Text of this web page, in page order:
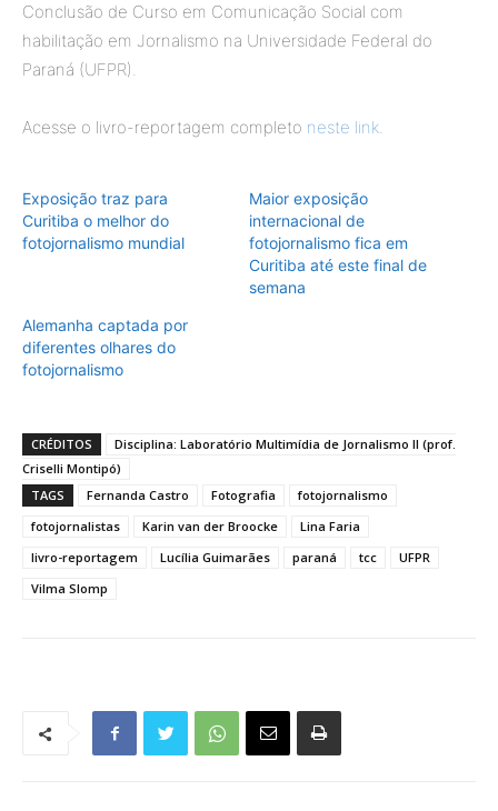
Conclusão de Curso em Comunicação Social com
habilitação em Jornalismo na Universidade Federal do
Paraná (UFPR).
Acesse o livro-reportagem completo neste link.
Exposição traz para
Curitiba o melhor do
fotojornalismo mundial
Maior exposição
internacional de
fotojornalismo fica em
Curitiba até este final de
semana
Alemanha captada por
diferentes olhares do
fotojornalismo
CRÉDITOS
Disciplina: Laboratório Multimídia de Jornalismo II (prof.
Criselli Montipó)
TAGS
Fernanda Castro Fotografia
fotojornalismo
fotojornalistas
Karin van der Broocke
Lina Faria
livro-reportagem
Lucília Guimarães paraná tcc
UFPR
Vilma Slomp